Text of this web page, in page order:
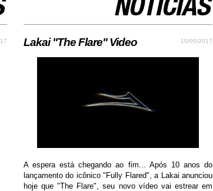
10/05/2017
Lakai "The Flare" Video
A espera está chegando ao fim... Após 10 anos do
lançamento do icônico "Fully Flared", a Lakai anunciou
hoje que "The Flare", seu novo vídeo vai estrear em